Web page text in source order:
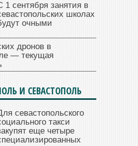
1 сентября занятия в
школах
очными
дронов в
— текущая
И СЕВАСТОПОЛЬ
севастопольского
такси
еще четыре